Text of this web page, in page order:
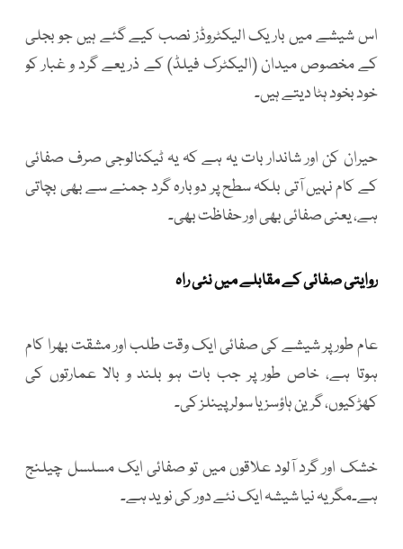
اس شیشے میں باریک الیکٹروڈز نصب کیے گئے ہیں جو بجلی
کے مخصوص میدان (الیکٹرک فیلڈ) کے ذریعے گرد و غبار کو
خود بخود ہٹا دیتے ہیں۔
حیران کن اور شاندار بات یہ ہے کہ یہ ٹیکنالوجی صرف صفائی
کے کام نہیں آتی بلکہ سطح پر دوبارہ گرد جمنے سے بھی بچاتی
ہے، یعنی صفائی بھی اور حفاظت بھی۔
روایتی صفائی کے مقابلے میں نئی راہ
عام طور پر شیشے کی صفائی ایک وقت طلب اور مشقت بھرا کام
ہوتا ہے، خاص طور پر جب بات ہو بلند و بالا عمارتوں کی
کھڑکیوں، گرین ہاؤسز یا سولر پینلز کی۔
خشک اور گرد آلود علاقوں میں تو صفائی ایک مسلسل چیلنج
ہے۔مگر یہ نیا شیشہ ایک نئے دور کی نوید ہے۔